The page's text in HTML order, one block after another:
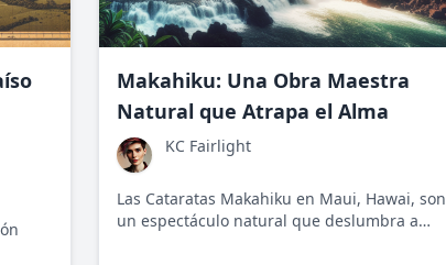
Makahiku: Una Obra Maestra
Natural que Atrapa el Alma
KC Fairlight
Las Cataratas Makahiku en Maui, Hawai, son
un espectáculo natural que deslumbra a